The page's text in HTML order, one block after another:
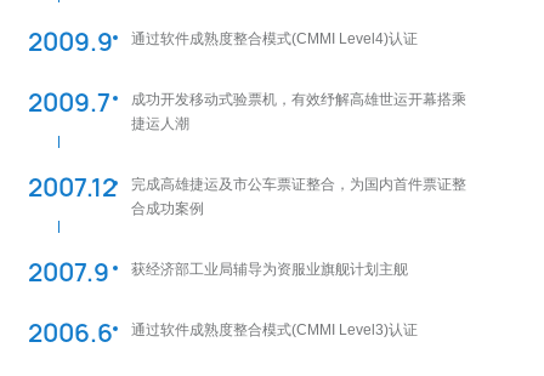
2009.9 通过软件成熟度整合模式(CMMI Level4)认证
2009.7
成功开发移动式验票机，有效纾解高雄世运开幕搭乘
捷运人潮
2007.12
完成高雄捷运及市公车票证整合，为国内首件票证整
合成功案例
2007.9 获经济部工业局辅导为资服业旗舰计划主舰
2006.6 通过软件成熟度整合模式(CMMI Level3)认证